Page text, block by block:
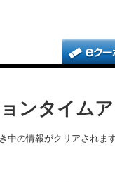
ンタイムア
の情報がクリアされます